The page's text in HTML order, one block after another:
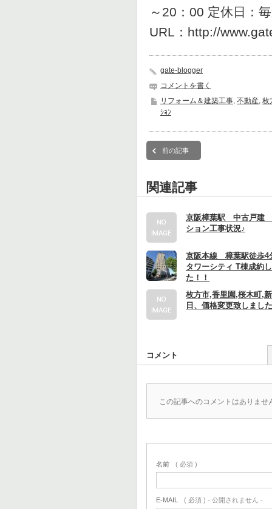
～20：00 定休日：
URL：http://
gate-blogger
コメントを書く
リフォーム＆建築工事 不動産 枚
ｼｮﾝ
前の記事
関連記事
京阪樟葉駅 中古戸建
ション工事状況♪
京阪本線 樟葉駅徒歩
タワーシティ T棟成約
た！！
枚方市,香里園,桜木町,
日、価格変更致しまし
コメント
この記事へのコメントはありませ
名前 ( 必須 )
E-MAIL ( 必須 ) - 公開されません -